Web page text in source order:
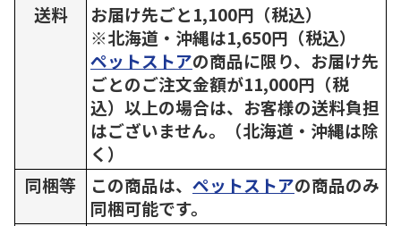
送料
お届け先ごと1,100円（税込）
※北海道・沖縄は1,650円（税込）
ペットストアの商品に限り、お届け先
ごとのご注文金額が11,000円（税
込）以上の場合は、お客様の送料負担
はございません。（北海道・沖縄は除
く）
同梱等
この商品は、 ペットストアの商品のみ
同梱可能です。